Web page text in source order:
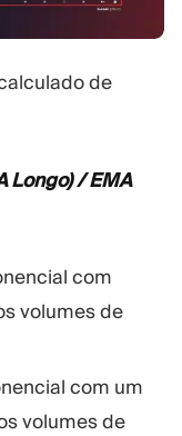
de
Longo) / EMA
com
volumes de
com um
volumes de